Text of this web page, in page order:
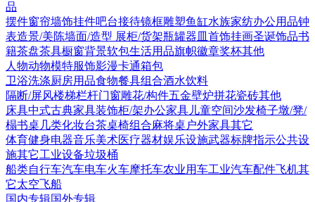
品
摆件窗帘墙饰挂件吧台接待镜框雕塑鱼缸水族家纺办公用品钟
表造景/美陈墙面/造型 展柜/货架瓶罐器皿 首饰挂画圣诞饰品书
籍茶盘茶具橱窗背景软包生活用品旗帜徽章奖杯其他
人物动物模特服饰影漫卡通箱包
卫浴洗涤厨房用品食物餐具组合酒水饮料
隔断/屏风楼梯栏杆门窗雕花/构件五金壁炉拼花瓷砖其他
床具中式古典家具装饰柜/架办公家具 儿童空间沙发椅子墩/凳/
榻书桌 几类化妆台茶桌椅组合麻将桌 户外家具其它
体育健身电器音乐美术医疗器材娱乐设施武器标牌指示公共设
施其它工业设备垃圾桶
船类自行车汽车电车火车摩托车农业用车工业汽车配件飞机其
它太空飞船
国内专辑国外专辑